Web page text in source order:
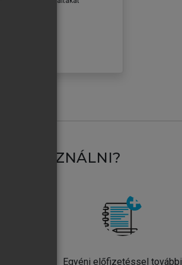
HASZNÁLNI?
Egyéni előfizetéssel további